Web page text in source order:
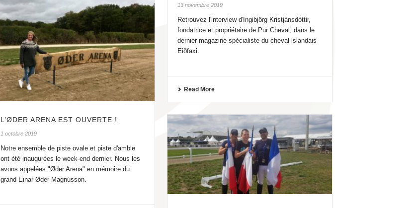
13 novembre 2019
Retrouvez l'interview d'Ingibjörg Kristjánsdóttir,
fondatrice et propriétaire de Pur Cheval, dans le
dernier magazine spécialiste du cheval islandais
Eiðfaxi.
Read More
L’ØDER ARENA EST OUVERTE !
1 octobre 2019
Notre ensemble de piste ovale et piste d'amble
ont été inaugurées le week-end dernier. Nous les
avons appelées "Øder Arena" en mémoire du
grand Einar Øder Magnússon.